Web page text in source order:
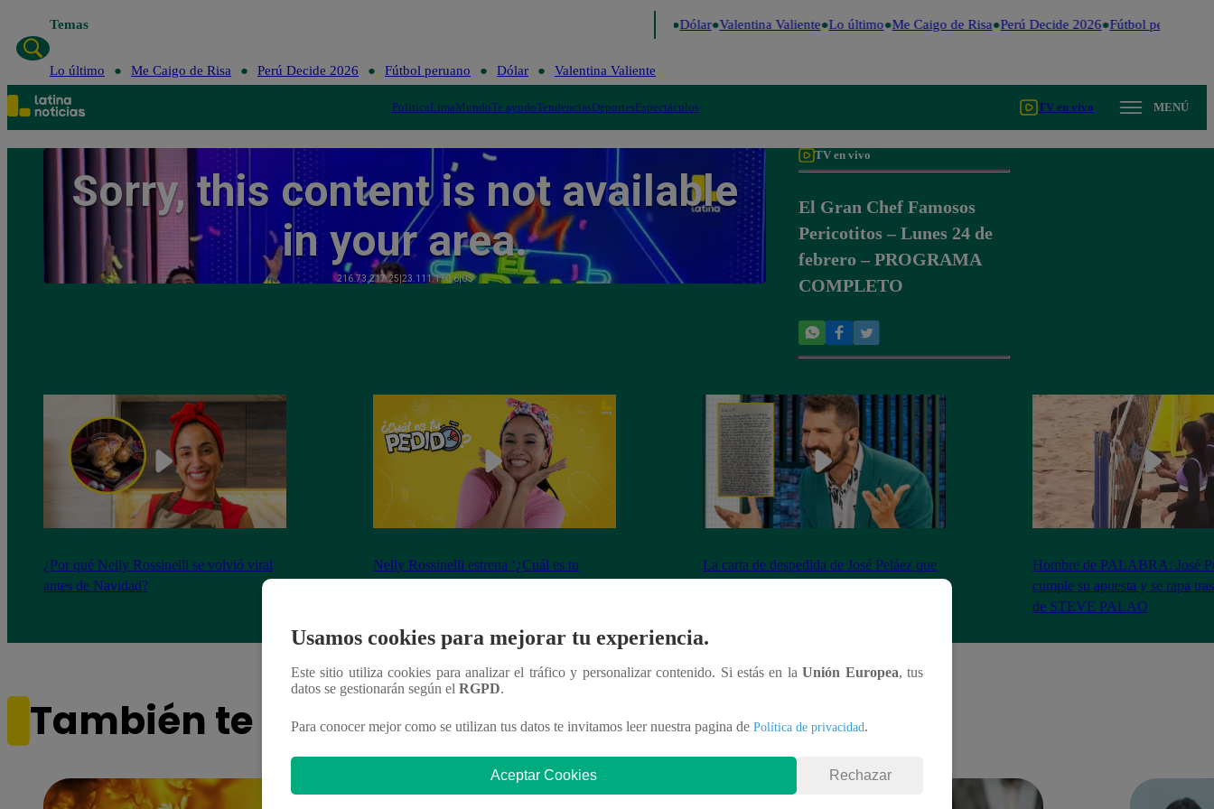
Temas Dólar Valentina Valiente Lo último Me Caigo de Risa Perú Decide 2026 Fútbol peruano
Lo último Me Caigo de Risa Perú Decide 2026 Fútbol peruano Dólar Valentina Valiente
PolíticaLimaMundoTe ayudoTendenciasDeportesEspectáculos TV en vivo MENÚ
TV en vivo
El Gran Chef Famosos
Pericotitos – Lunes 24 de
febrero – PROGRAMA
COMPLETO
¿Por qué Nelly Rossinelli se volvió viral
antes de Navidad?
Nelly Rossinelli estrena ‘¿Cuál es tu
La carta de despedida de José Peláez que
Hombre de PALABRA: José
cumple su apuesta y se rapa
de STEVE PALAO
También te puede interesar
Usamos cookies para mejorar tu experiencia.
Este sitio utiliza cookies para analizar el tráfico y personalizar contenido. Si estás en laUnión Europea, tus
datos se gestionarán según el RGPD.
Para conocer mejor como se utilizan tus datos te invitamos leer nuestra pagina de Política de privacidad.
Aceptar Cookies Rechazar